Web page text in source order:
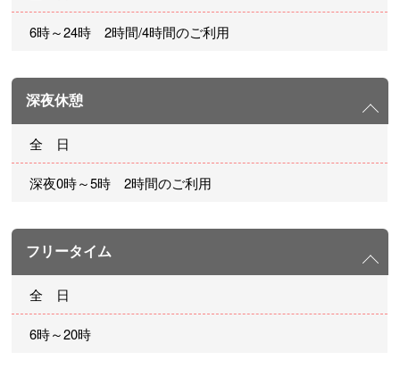
6時～24時 2時間/4時間のご利用
深夜休憩
全 日
深夜0時～5時 2時間のご利用
フリータイム
全 日
6時～20時